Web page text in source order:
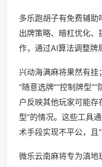
多乐跑胡子有免费辅
出牌策略、暗杠优化
作，通过AI算法调整牌
兴动海满麻将果然有挂
“随意选牌”“控制牌型
户反映其他玩家可能存
型”的情况。这些工具
术手段实现不平公，且“
微乐云南麻将专为滇地